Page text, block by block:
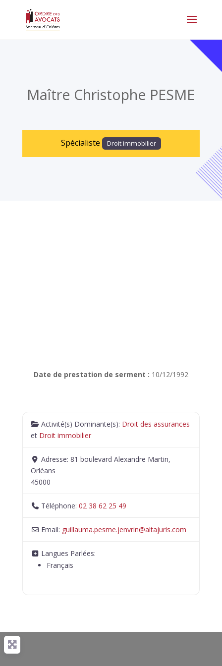
Maître Christophe PESME
Droit immobilier
Date de prestation de serment : 10/12/1992
Activité(s) Dominante(s): Droit des assurances
et Droit immobilier
Adresse:81 boulevard Alexandre Martin,
Orléans
45000
Téléphone:02 38 62 25 49
Email: guillauma.pesme.jenvrin@altajuris.com
Langues Parlées:
Français